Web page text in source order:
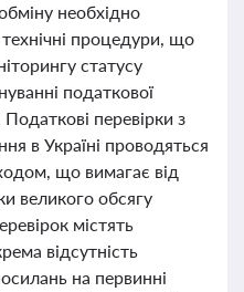
необхідно
процедури, що
статусу
податкової
перевірки з
в Україні проводяться
що вимагає від
великого обсягу
містять
відсутність
на первинні